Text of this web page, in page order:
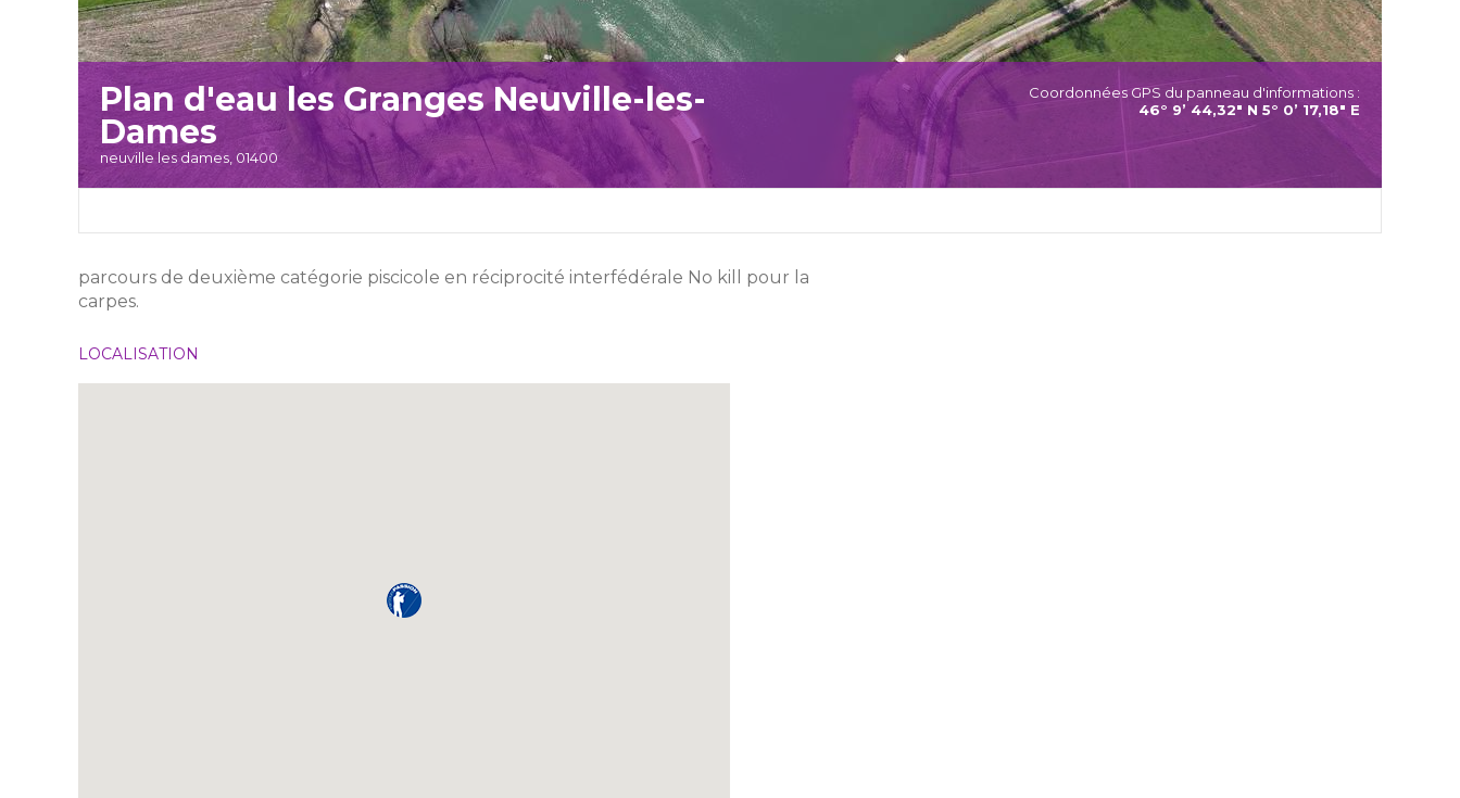
Plan d'eau les Granges Neuville-les-
Dames
neuville les dames, 01400
Coordonnées GPS du panneau d'informations :
46° 9’ 44,32" N 5° 0’ 17,18" E
parcours de deuxième catégorie piscicole en réciprocité interfédérale No kill pour la
carpes.
LOCALISATION